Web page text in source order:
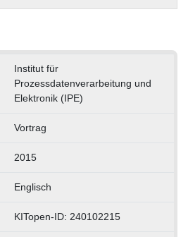
Institut für
Prozessdatenverarbeitung und
Elektronik (IPE)
Vortrag
2015
Englisch
KITopen-ID: 240102215